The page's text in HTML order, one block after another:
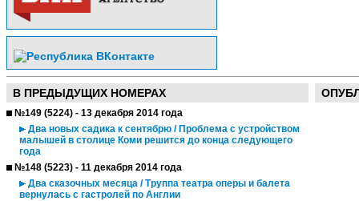
В ПРЕДЫДУЩИХ НОМЕРАХ
№149 (5224) - 13 декабря 2014 года
Два новых садика к сентябрю / Проблема с устройством
малышей в столице Коми решится до конца следующего
года
№148 (5223) - 11 декабря 2014 года
Два сказочных месяца / Труппа театра оперы и балета
вернулась с гастролей по Англии